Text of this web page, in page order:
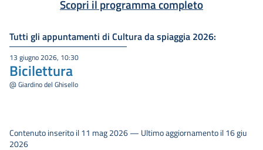
Scopri il programma completo
Tutti gli appuntamenti di Cultura da spiaggia 2026:
13 giugno 2026, 10:30
Bicilettura
@ Giardino del Ghisello
Contenuto inserito il 11 mag 2026 — Ultimo aggiornamento il 16 giu
2026